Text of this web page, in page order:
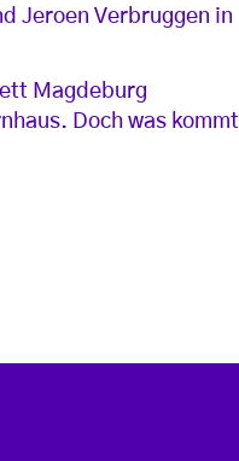
Jeroen Verbruggen in
Magdeburg
Doch was kommt